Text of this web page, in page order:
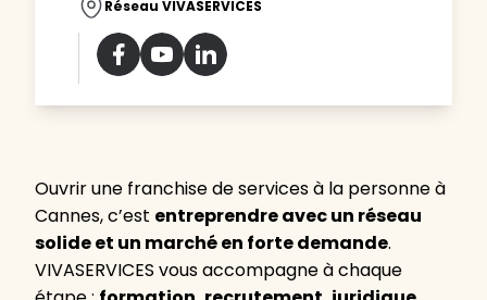
Réseau VIVASERVICES
Ouvrir une franchise de services à la personne à
Cannes, c’est entreprendre avec un réseau
solide et un marché en forte demande.
VIVASERVICES vous accompagne à chaque